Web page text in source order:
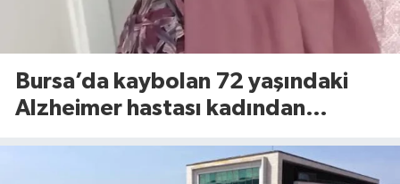
Bursa’da kaybolan 72 yaşındaki
Alzheimer hastası kadından